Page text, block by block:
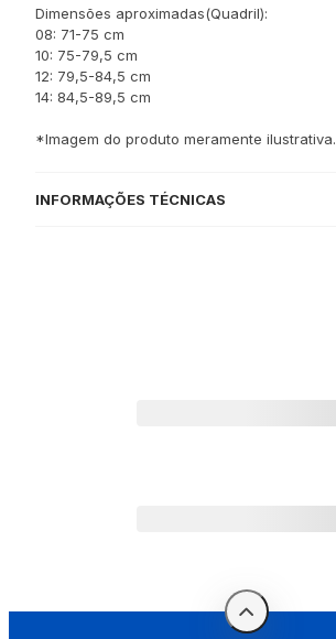
Dimensões aproximadas(Quadril):
08: 71-75 cm
10: 75-79,5 cm
12: 79,5-84,5 cm
14: 84,5-89,5 cm
*Imagem do produto meramente ilustrativa.
INFORMAÇÕES TÉCNICAS